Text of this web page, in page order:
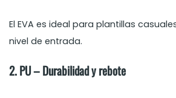
El EVA es ideal para plantillas
nivel de entrada.
2. PU – Durabilidad y rebote